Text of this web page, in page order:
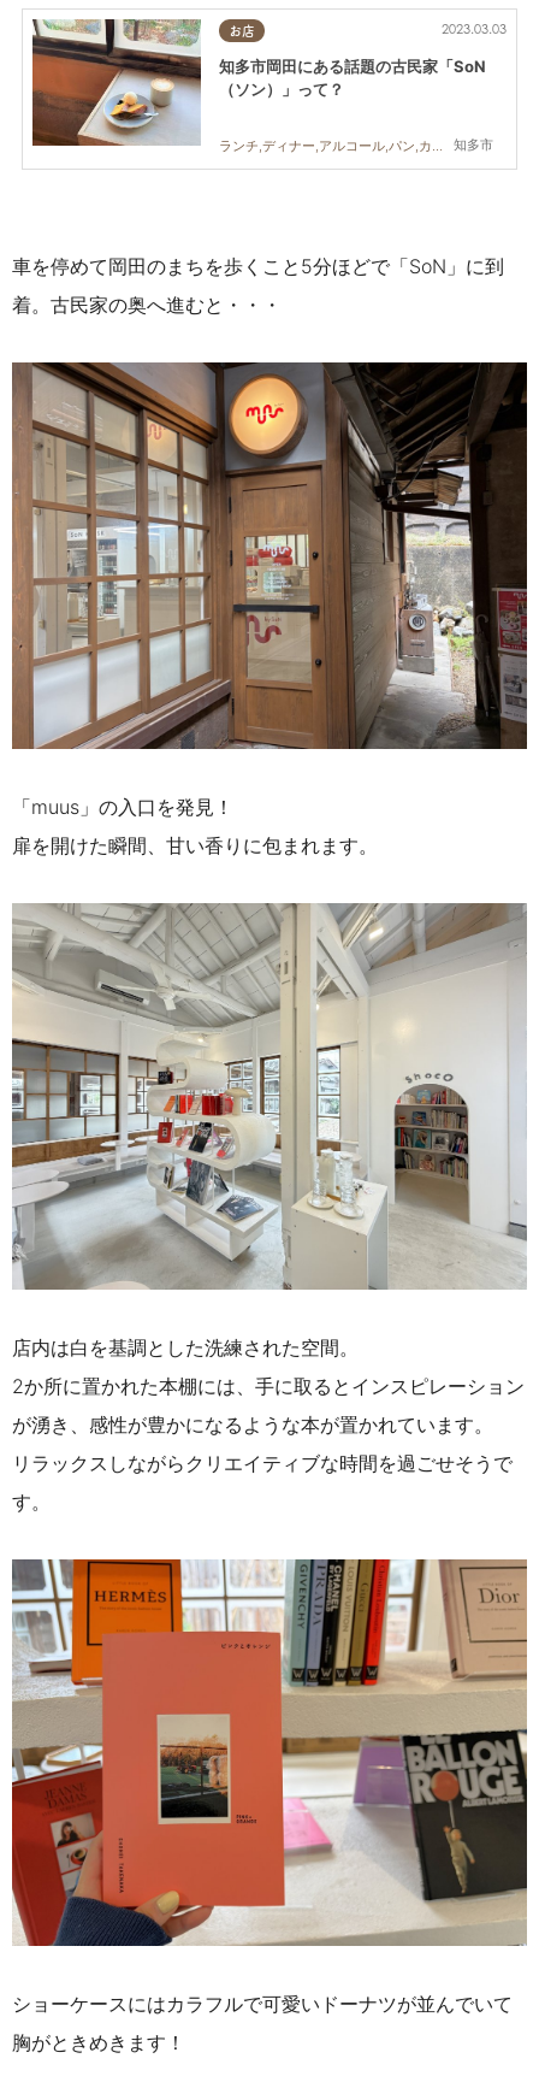
お店
知多市
2023.03.03
知多市岡田にある話題の古民家「SoN
（ソン）」って？
ランチ,ディナー,アルコール,パン,カフェ,スイーツ,まちネタ
車を停めて岡田のまちを歩くこと5分ほどで「SoN」に到
着。古民家の奥へ進むと・・・
「muus」の入口を発見！
扉を開けた瞬間、甘い香りに包まれます。
店内は白を基調とした洗練された空間。
2か所に置かれた本棚には、手に取るとインスピレーション
が湧き、感性が豊かになるような本が置かれています。
リラックスしながらクリエイティブな時間を過ごせそうで
す。
ショーケースにはカラフルで可愛いドーナツが並んでいて
胸がときめきます！